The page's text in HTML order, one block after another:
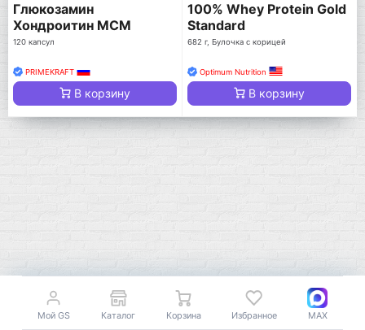
Глюкозамин
Хондроитин МСМ
120 капсул
PRIMEKRAFT
В корзину
100% Whey Protein Gold
Standard
682 г, Булочка с корицей
Optimum Nutrition
В корзину
Мой город!
Мой GS Каталог Корзина Избранное MAX